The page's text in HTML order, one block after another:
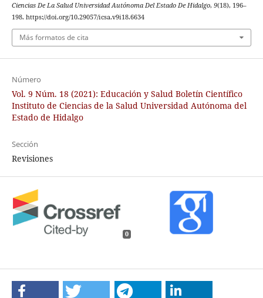
Ciencias De La Salud Universidad Autónoma Del Estado De Hidalgo, 9(18), 196–
198. https://doi.org/10.29057/icsa.v9i18.6634
Más formatos de cita
Número
Vol. 9 Núm. 18 (2021): Educación y Salud Boletín Científico
Instituto de Ciencias de la Salud Universidad Autónoma del
Estado de Hidalgo
Sección
Revisiones
0